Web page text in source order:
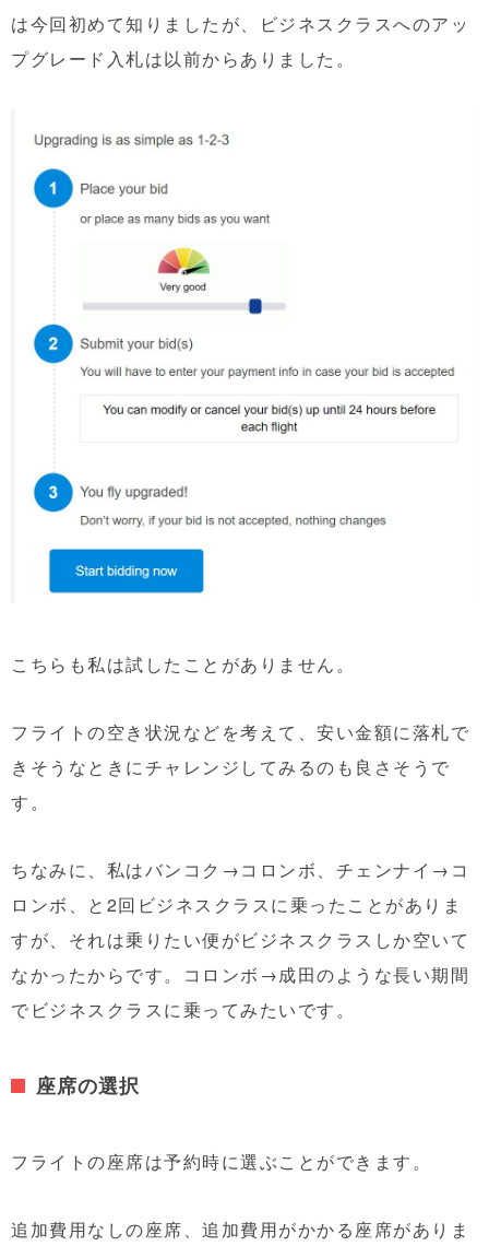
は今回初めて知りましたが、ビジネスクラスへのアッ
プグレード入札は以前からありました。
こちらも私は試したことがありません。
フライトの空き状況などを考えて、安い金額に落札で
きそうなときにチャレンジしてみるのも良さそうで
す。
ちなみに、私はバンコク→コロンボ、チェンナイ→コ
ロンボ、と2回ビジネスクラスに乗ったことがありま
すが、それは乗りたい便がビジネスクラスしか空いて
なかったからです。コロンボ→成田のような長い期間
でビジネスクラスに乗ってみたいです。
座席の選択
フライトの座席は予約時に選ぶことができます。
追加費用なしの座席、追加費用がかかる座席がありま